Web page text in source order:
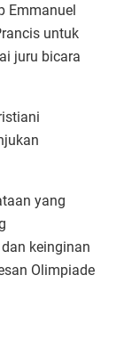
Emmanuel
untuk
juru bicara
yang
keinginan
Olimpiade